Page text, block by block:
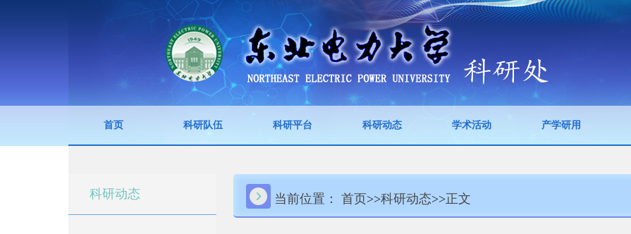
首页 科研队伍 科研平台 科研动态 学术活动 产学研用
科研动态 当前位置： 首页>>科研动态>>正文